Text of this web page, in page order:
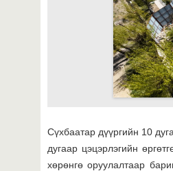
Сүхбаатар дүүргийн 10
дугаар цэцэрлэгийн
хөрөнгө оруулалтаар